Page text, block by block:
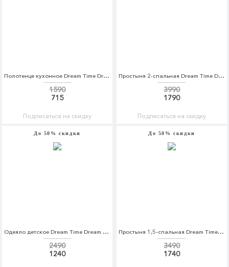
Полотенце кухонное Dream Time Dream Time MP002XU0E2LR
1590
715
Подписаться на скидку
Простыня 2-спальная Dream Time Dream Time MP002XU0DZ6S
3990
1790
Подписаться на скидку
До 50% скидки
Одеяло детское Dream Time Dream Time MP002XC004F1
2490
1240
До 50% скидки
Простыня 1,5-спальная Dream Time Dream Time MP002XU0DZ6R
3490
1740